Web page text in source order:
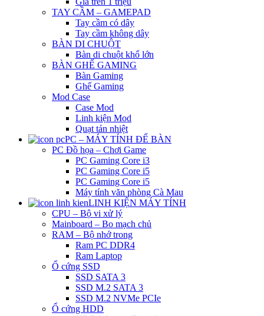
TAY CẦM – GAMEPAD
Tay cầm có dây
Tay cầm không dây
BÀN DI CHUỘT
Bàn di chuột khổ lớn
BÀN GHẾ GAMING
Bàn Gaming
Ghế Gaming
Mod Case
Case Mod
Linh kiện Mod
Quạt tản nhiệt
PC – MÁY TÍNH ĐỂ BÀN
PC Đồ họa – Chơi Game
PC Gaming Core i3
PC Gaming Core i5
PC Gaming Core i5
Máy tính văn phòng Cà Mau
LINH KIỆN MÁY TÍNH
CPU – Bộ vi xử lý
Mainboard – Bo mạch chủ
RAM – Bộ nhớ trong
Ram PC DDR4
Ram Laptop
Ổ cứng SSD
SSD SATA 3
SSD M.2 SATA 3
SSD M.2 NVMe PCIe
Ổ cứng HDD